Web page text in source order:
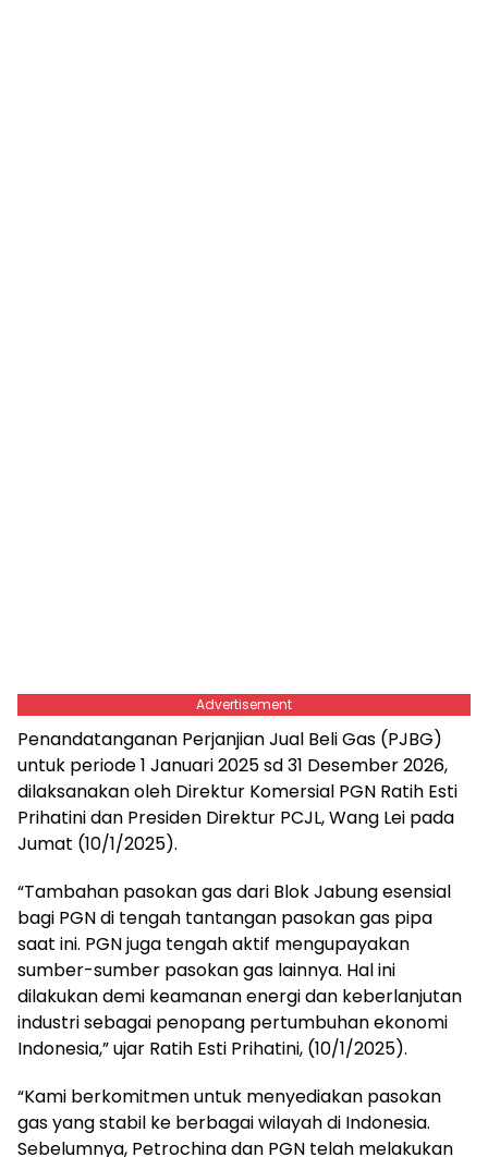
Advertisement
Penandatanganan Perjanjian Jual Beli Gas (PJBG)
untuk periode 1 Januari 2025 sd 31 Desember 2026,
dilaksanakan oleh Direktur Komersial PGN Ratih Esti
Prihatini dan Presiden Direktur PCJL, Wang Lei pada
Jumat (10/1/2025).
“Tambahan pasokan gas dari Blok Jabung esensial
bagi PGN di tengah tantangan pasokan gas pipa
saat ini. PGN juga tengah aktif mengupayakan
sumber-sumber pasokan gas lainnya. Hal ini
dilakukan demi keamanan energi dan keberlanjutan
industri sebagai penopang pertumbuhan ekonomi
Indonesia,” ujar Ratih Esti Prihatini, (10/1/2025).
“Kami berkomitmen untuk menyediakan pasokan
gas yang stabil ke berbagai wilayah di Indonesia.
Sebelumnya, Petrochina dan PGN telah melakukan